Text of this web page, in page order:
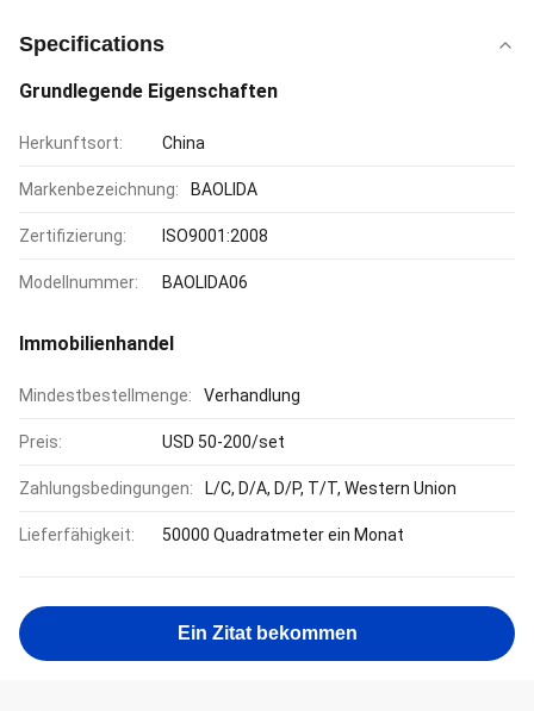
Specifications
Grundlegende Eigenschaften
Herkunftsort: China
Markenbezeichnung: BAOLIDA
Zertifizierung: ISO9001:2008
Modellnummer: BAOLIDA06
Immobilienhandel
Mindestbestellmenge: Verhandlung
Preis: USD 50-200/set
Zahlungsbedingungen: L/C, D/A, D/P, T/T, Western Union
Lieferfähigkeit: 50000 Quadratmeter ein Monat
Ein Zitat bekommen